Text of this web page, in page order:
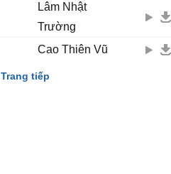
Lâm Nhật
Trường
Cao Thiên Vũ
Trang tiếp